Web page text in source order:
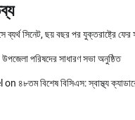
ব্যর্থ সিনেট, ছয় বছর পর যুক্তরাষ্ট্রে
পরিষদের সাধারণ সভা অনুষ্ঠিত
on ৪৮তম বিশেষ বিসিএস: স্বাস্থ্য